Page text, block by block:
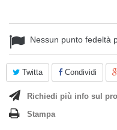
Nessun punto fedeltà
Twitta Condividi
Richiedi più info sul
Stampa